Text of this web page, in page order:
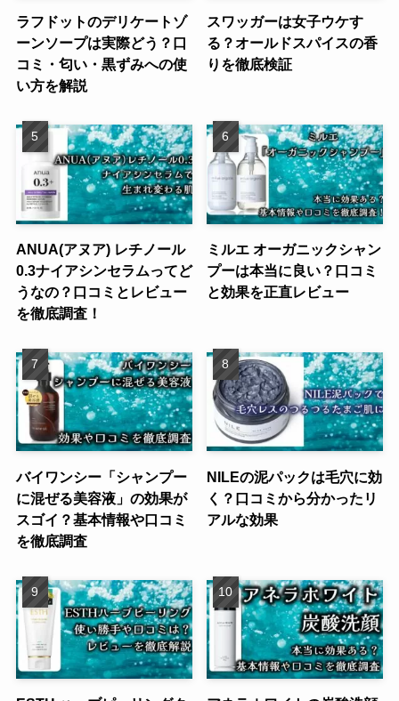
ラフドットのデリケートゾ
ーンソープは実際どう？口
コミ・匂い・黒ずみへの使
い方を解説
スワッガーは女子ウケす
る？オールドスパイスの香
りを徹底検証
ANUA(アヌア) レチノール
0.3ナイアシンセラムってど
うなの？口コミとレビュー
を徹底調査！
ミルエ オーガニックシャン
プーは本当に良い？口コミ
と効果を正直レビュー
バイワンシー「シャンプー
に混ぜる美容液」の効果が
スゴイ？基本情報や口コミ
を徹底調査
NILEの泥パックは毛穴に効
く？口コミから分かったリ
アルな効果